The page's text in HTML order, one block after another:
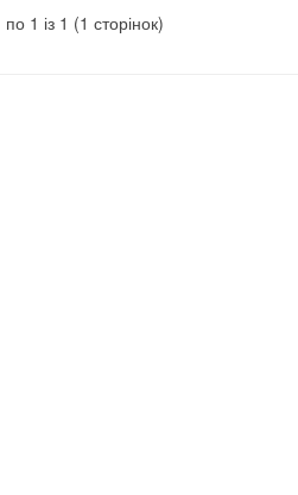
1 із 1 (1 сторінок)